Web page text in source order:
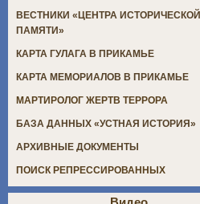
ВЕСТНИКИ «ЦЕНТРА ИСТОРИЧЕСКОЙ
ПАМЯТИ»
КАРТА ГУЛАГА В ПРИКАМЬЕ
КАРТА МЕМОРИАЛОВ В ПРИКАМЬЕ
МАРТИРОЛОГ ЖЕРТВ ТЕРРОРА
БАЗА ДАННЫХ «УСТНАЯ ИСТОРИЯ»
АРХИВНЫЕ ДОКУМЕНТЫ
ПОИСК РЕПРЕССИРОВАННЫХ